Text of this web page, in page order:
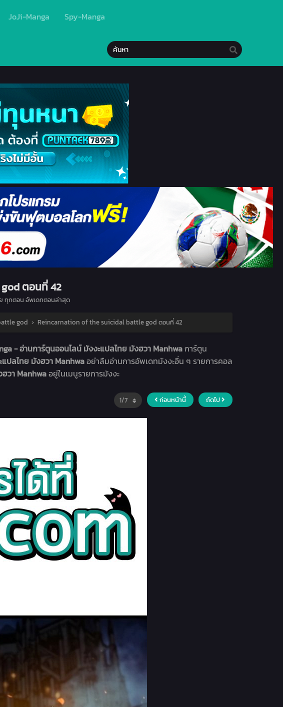
JoJi-Manga Spy-Manga
ตอนที่ 42
ทุกตอน อัพเดทตอนล่าสุด
god › Reincarnation of the suicidal battle god ตอนที่ 42
- อ่านการ์ตูนออนไลน์ มังงะแปลไทย มังฮวา Manhwaการ์ตูน
ปลไทย มังฮวา Manhwaอย่าลืมอ่านการอัพเดทมังงะอื่น ๆ รายการคอล
วา Manhwaอยู่ในเมนูรายการมังงะ
ก่อนหน้านี้ ถัดไป